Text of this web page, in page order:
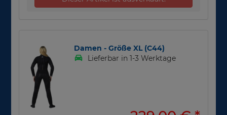
Damen - Größe XL (C44)
Lieferbar in 1-3 Werktage